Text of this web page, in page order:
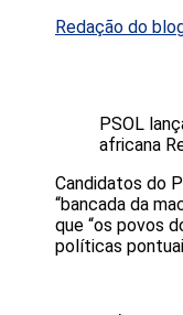
Redação do
PSOL
africana
Candidatos do
“bancada da
que “os povos
políticas